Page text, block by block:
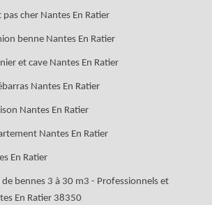
cher Nantes En Ratier
benne Nantes En Ratier
et cave Nantes En Ratier
Nantes En Ratier
Nantes En Ratier
Nantes En Ratier
En Ratier
bennes 3 à 30 m3 - Professionnels et
En Ratier 38350